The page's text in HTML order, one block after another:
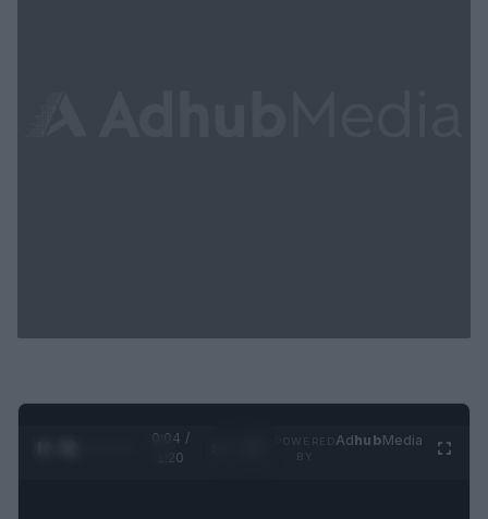
0:05 /
1:20
AdhubMedia